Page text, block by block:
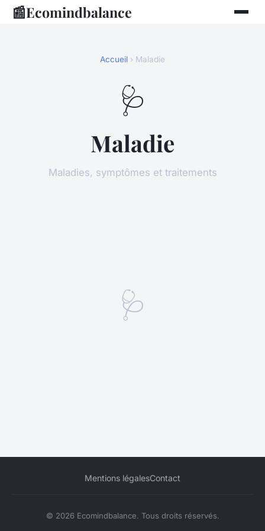
📰Ecomindbalance
Accueil › Maladie
🩺
Maladie
Maladies, symptômes et traitements
🩺
Mentions légalesContact
© 2026 Ecomindbalance. Tous droits réservés.